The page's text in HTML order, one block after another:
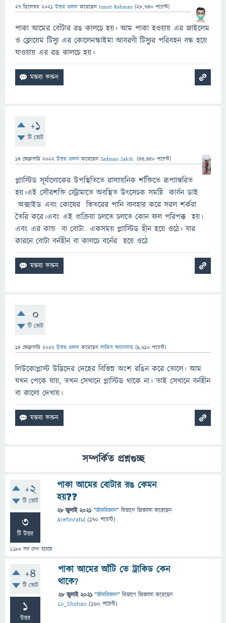
27 ডিসেম্বর 2021 উত্তর প্রদান করেছেন Ismot Rahman (28,740 পয়েন্ট)
পাকা আমের বোঁটার রঙ কালচে হয়। আম পাকা হওয়ায় এর জাইলেম
ও ফ্লোয়েম টিস্যু এর কোলেনস্কাইমা আবরণী টিস্যু্র পরিবহন বন্ধ হয়ে
যাওয়ায় এর রঙ কালচে হয়।
+1
টি ভোট
14 ফেব্রুয়ারি 2022 উত্তর প্রদান করেছেন Sadman Sakib. (33,350 পয়েন্ট)
প্লাাস্টিড সূর্যালোকের উপস্থিতিতে রাসাায়নিক শক্তিিতে রূপাান্তরিত
হয়।এই সৌরশক্তি স্ট্রোমাতে অবস্থিত উৎসেচক সমষ্টি কার্বন ডাই
অক্সাইড এবং কোষের ভিতরের পানি ব্যবহার করে সরল শর্করা
তৈরি করে।এবং এই প্রক্রিয়া চলতে চলতে কোন ফল পরিপক্ক হয়।
এবং এর কান্ড বা বোটা একসময় প্লাাস্টিড হীন হয়ে ওঠে। যার
কারনে বোটা বর্নহীন বা কালচে বর্নের হয়ে ওঠে
0
টি ভোট
14 ফেব্রুয়ারি 2022 উত্তর প্রদান করেছেনসাকিব আনোয়ার (9,610 পয়েন্ট)
লিউকোপ্লাস্ট উদ্ভিদের দেহের বিভিন্ন অংশ রঙিন করে তোলে। আম
যখন পেকে যায়, তখন সেখানে প্লাস্টিড থাকে না। তাই সেখানে বর্নহীন
বা কালো দেখায়।
সম্পর্কিত প্রশ্নগুচ্ছ
+2
টি ভোট
3
টি উত্তর
1,193 বার দেখা হয়েছে
পাকা আমের বোটার রঙ কেমন
হয়❓❓
28 জুলাই 2021 "জীববিজ্ঞান" বিভাগে জিজ্ঞাসাকরেছেন
Arefinratul (170 পয়েন্ট)
+4
টি ভোট
1
উত্তর
পাকা আমের আঁটি তে ট্রাকিড কেন
থাকে?
28 জুলাই 2021 "জীববিজ্ঞান" বিভাগে জিজ্ঞাসাকরেছেন
Lv_Shohan (160 পয়েন্ট)